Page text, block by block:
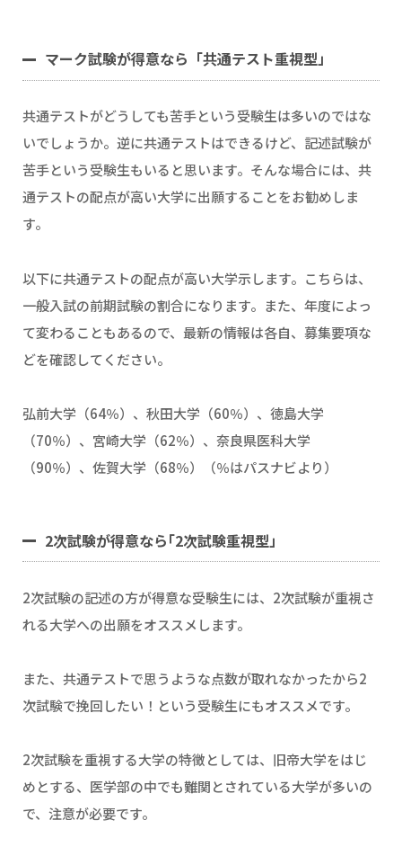
マーク試験が得意なら「共通テスト重視型」
共通テストがどうしても苦手という受験生は多いのではな
いでしょうか。逆に共通テストはできるけど、記述試験が
苦手という受験生もいると思います。そんな場合には、共
通テストの配点が高い大学に出願することをお勧めしま
す。
以下に共通テストの配点が高い大学示します。こちらは、
一般入試の前期試験の割合になります。また、年度によっ
て変わることもあるので、最新の情報は各自、募集要項な
どを確認してください。
弘前大学（64％）、秋田大学（60％）、徳島大学
（70％）、宮崎大学（62％）、奈良県医科大学
（90％）、佐賀大学（68％）（％はパスナビより）
2次試験が得意なら｢2次試験重視型」
2次試験の記述の方が得意な受験生には、2次試験が重視さ
れる大学への出願をオススメします。
また、共通テストで思うような点数が取れなかったから2
次試験で挽回したい！という受験生にもオススメです。
2次試験を重視する大学の特徴としては、旧帝大学をはじ
めとする、医学部の中でも難関とされている大学が多いの
で、注意が必要です。